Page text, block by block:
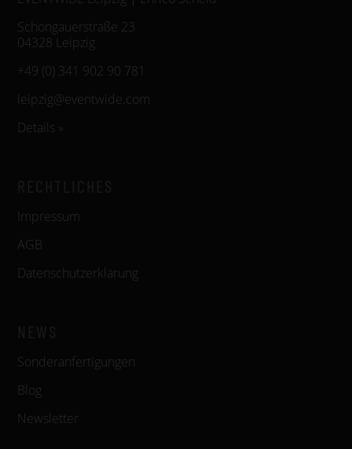
Schongauerstraße 23
04328 Leipzig
+49 (0) 341 902 90 781
leipzig@eventwide.com
Details »
Impressum
AGB
Datenschutzerklärung
Sonderanfertigungen
Blog
Newsletter